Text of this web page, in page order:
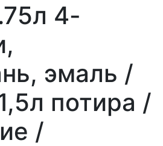
4-
эмаль /
потира /
/